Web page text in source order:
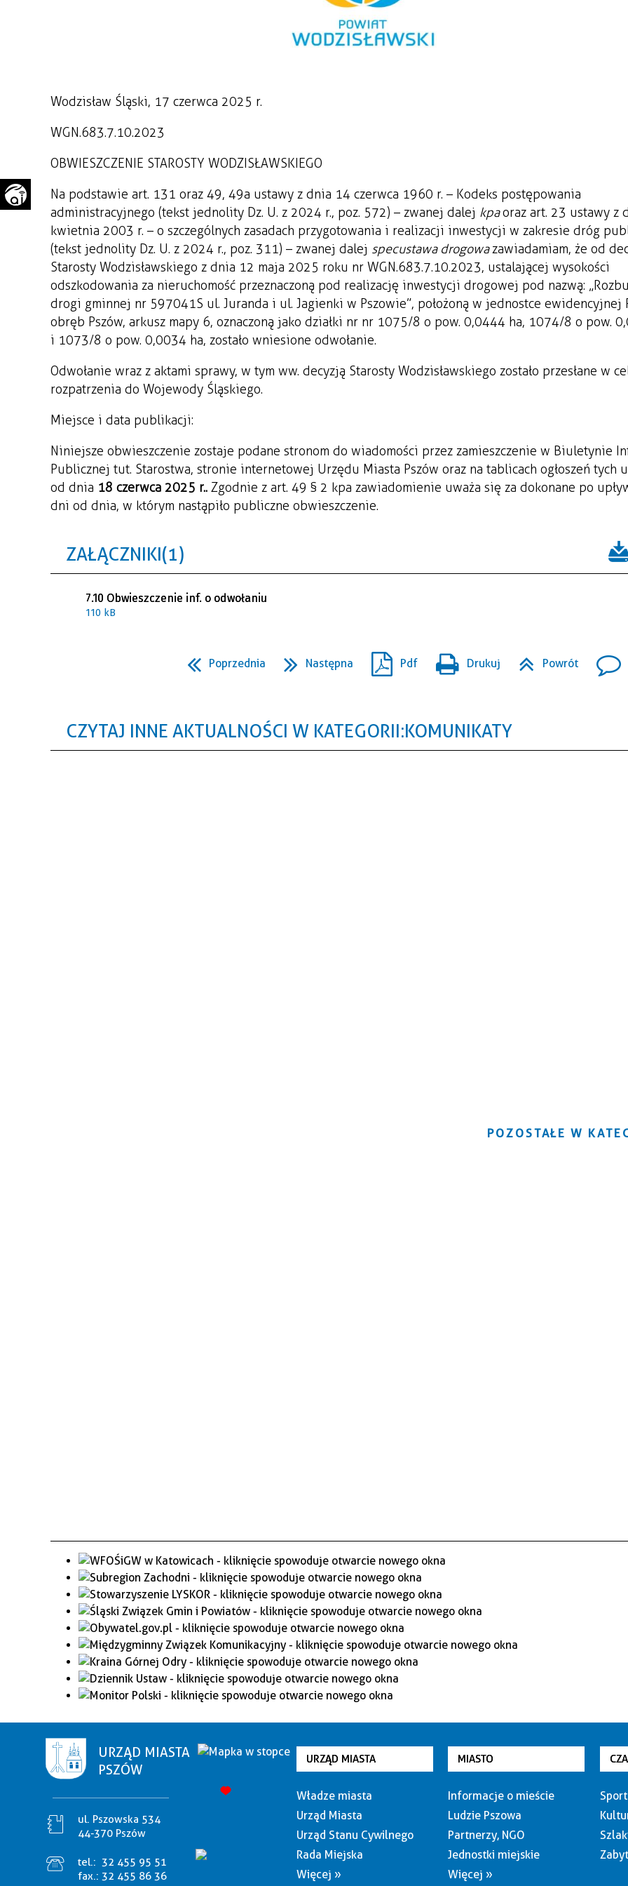
Wodzisław Śląski, 17 czerwca 2025 r.
WGN.683.7.10.2023
OBWIESZCZENIE STAROSTY WODZISŁAWSKIEGO
Na podstawie art. 131 oraz 49, 49a ustawy z dnia 14 czerwca 1960 r. – Kodeks postępowania
administracyjnego (tekst jednolity Dz. U. z 2024 r., poz. 572) – zwanej dalej kpaoraz art. 23 ustawy z
kwietnia 2003 r. – o szczególnych zasadach przygotowania i realizacji inwestycji w zakresie dróg
(tekst jednolity Dz. U. z 2024 r., poz. 311) – zwanej dalej specustawa drogowazawiadamiam, że od
Starosty Wodzisławskiego z dnia 12 maja 2025 roku nr WGN.683.7.10.2023, ustalającej wysokości
odszkodowania za nieruchomość przeznaczoną pod realizację inwestycji drogowej pod nazwą:
drogi gminnej nr 597041S ul. Juranda i ul. Jagienki w Pszowie”, położoną w jednostce ewidencyjnej
obręb Pszów, arkusz mapy 6, oznaczoną jako działki nr nr 1075/8 o pow. 0,0444 ha, 1074/8 o pow.
i 1073/8 o pow. 0,0034 ha, zostało wniesione odwołanie.
Odwołanie wraz z aktami sprawy, w tym ww. decyzją Starosty Wodzisławskiego zostało przesłane w
rozpatrzenia do Wojewody Śląskiego.
Miejsce i data publikacji:
Niniejsze obwieszczenie zostaje podane stronom do wiadomości przez zamieszczenie w Biuletynie
Publicznej tut. Starostwa, stronie internetowej Urzędu Miasta Pszów oraz na tablicach ogłoszeń tych
od dnia 18 czerwca 2025 r.. Zgodnie z art. 49 § 2 kpa zawiadomienie uważa się za dokonane po
dni od dnia, w którym nastąpiło publiczne obwieszczenie.
ZAŁĄCZNIKI (1)
7.10 Obwieszczenie inf. o odwołaniu
110 kB
Poprzednia Następna Pdf Drukuj Powrót
CZYTAJ INNE AKTUALNOŚCI W KATEGORII: KOMUNIKATY
POZOSTAŁE W
URZĄD MIASTA
PSZÓW
ul. Pszowska 534
44-370 Pszów
tel.: 32 455 95 51
fax.: 32 455 86 36
URZĄD MIASTA
Władze miasta
Urząd Miasta
Urząd Stanu Cywilnego
Rada Miejska
Więcej »
MIASTO
Informacje o mieście
Ludzie Pszowa
Partnerzy, NGO
Jednostki miejskie
Więcej »
Sport